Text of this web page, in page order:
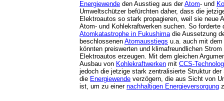
Energiewende den Ausstieg aus derAtom- und
Umweltschützer befürchten daher, dass die
Elektroautos so stark propagieren, weil sie neue
Atom- und Kohlekraftwerken suchen. So forderte
Atomkatastrophe in Fukushimadie Aussetzung
beschlossenen Atomausstiegs u.a. auch mit
könnten preiswerten und klimafreundlichen
Elektroautos erzeugen. Mit dem gleichen
Ausbau von Kohlekraftwerken mit CCS-
jedoch die jetzige stark zentralisierte Struktur
die Energiewende verzögern, die aus Sicht von
ist, um zu einer nachhaltigen Energieversorgung